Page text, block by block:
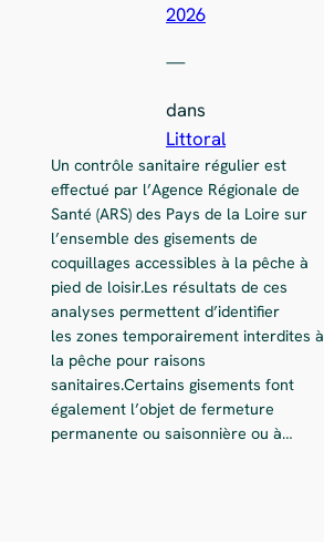
2026
—
dans
Littoral
Un contrôle sanitaire régulier est
effectué par l’Agence Régionale de
Santé (ARS) des Pays de la Loire sur
l’ensemble des gisements de
coquillages accessibles à la pêche à
pied de loisir.Les résultats de ces
analyses permettent d’identifier
les zones temporairement interdites à
la pêche pour raisons
sanitaires.Certains gisements font
également l’objet de fermeture
permanente ou saisonnière ou à…